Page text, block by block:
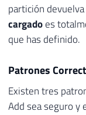
partición devuelva
cargadoes
que has definido.
Patrones
Existen tres
Add sea seguro y